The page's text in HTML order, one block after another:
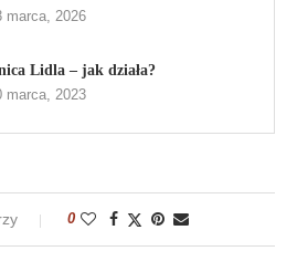
marca, 2026
Lidla – jak działa?
marca, 2023
0